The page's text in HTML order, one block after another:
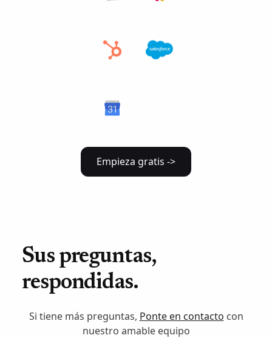
Empieza gratis ->
Sus preguntas,
respondidas.
Si tiene más preguntas, Ponte en contacto con
nuestro amable equipo